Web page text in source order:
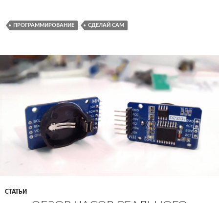
ПРОГРАММИРОВАНИЕ СДЕЛАЙ САМ
СТАТЬИ